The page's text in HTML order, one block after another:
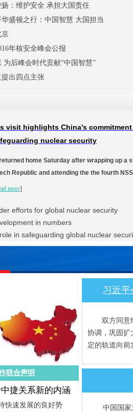
：维护安全 承担大国责任
盛顿之行：中国智慧 大国担当
京
年核安全峰会公报
后峰会时代贡献“中国智慧”
出四点主张
visit highlights China's
nuclear security
home Saturday after wrapping up a
Republic and attending the the fourth
more]
efforts for global nuclear security
in numbers
in safeguarding global nuclear
联合声明
捷关系新的内涵
快速发展的良好势
习近
双方同意继
协调，巩固扩
定的轨道向前
中国国家主